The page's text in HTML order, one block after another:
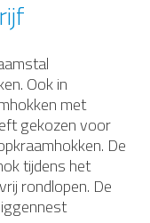
Ook in
met
gekozen voor
De
tijdens het
rondlopen. De